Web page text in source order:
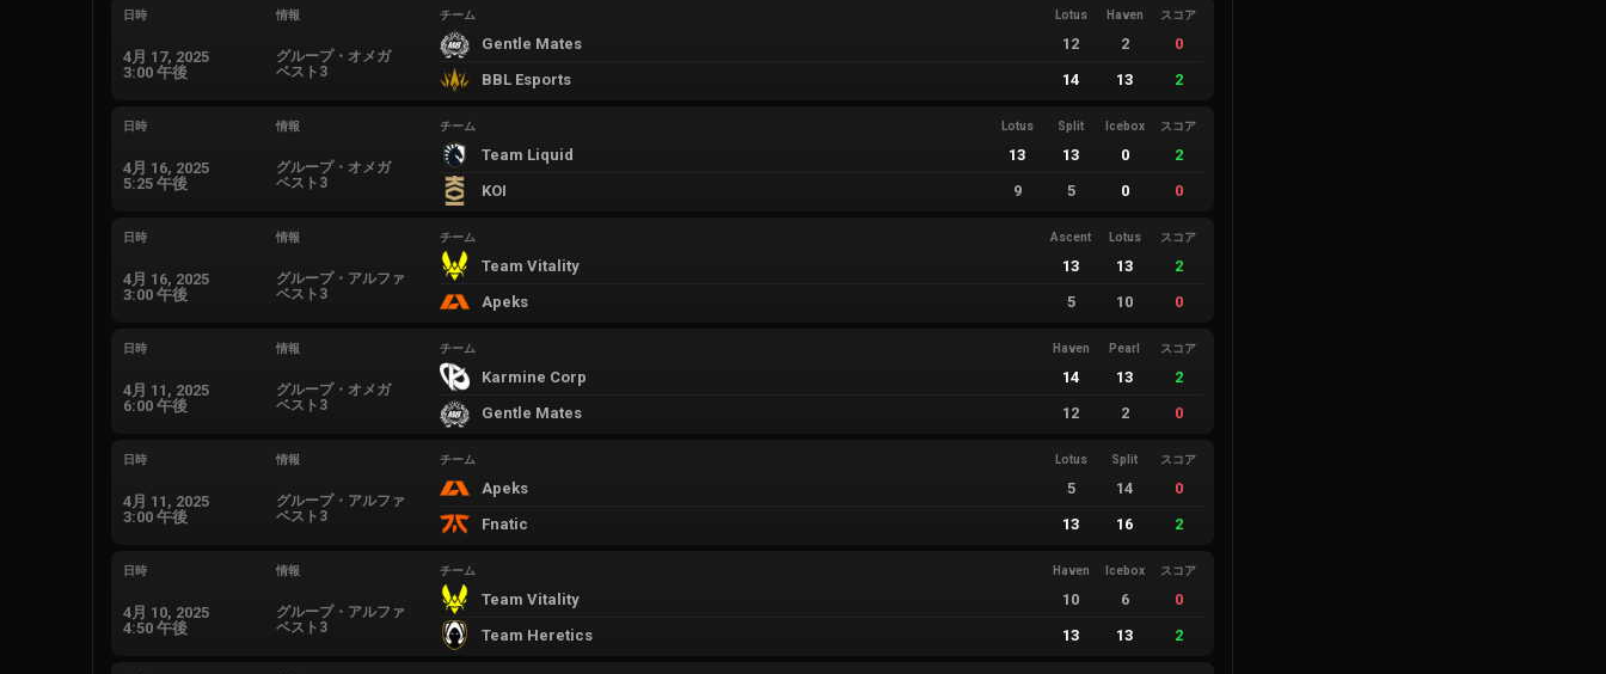
日時
4月 17, 2025
3:00 午後
情報
グループ・オメガ
ベスト3
チーム Lotus Haven スコア
Gentle Mates 12 2
0
BBL Esports
14 13 2
日時
4月 16, 2025
5:25 午後
情報
グループ・オメガ
ベスト3
チーム Lotus Split Icebox スコア
Team Liquid 13 13 0
2
KOI
9 5 0 0
日時
4月 16, 2025
3:00 午後
情報
グループ・アルファ
ベスト3
チーム Ascent Lotus スコア
Team Vitality 13 13
2
Apeks
5 10 0
日時
4月 11, 2025
6:00 午後
情報
グループ・オメガ
ベスト3
チーム Haven Pearl スコア
Karmine Corp 14 13
2
Gentle Mates
12 2 0
日時
4月 11, 2025
3:00 午後
情報
グループ・アルファ
ベスト3
チーム Lotus Split スコア
Apeks 5 14
0
Fnatic
13 16 2
日時
4月 10, 2025
4:50 午後
情報
グループ・アルファ
ベスト3
チーム Haven Icebox スコア
Team Vitality 10 6
0
Team Heretics
13 13 2